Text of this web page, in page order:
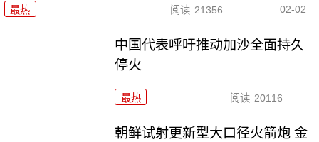
最热 阅读 21356 02-02
中国代表呼吁推动加沙全面持久
停火
最热 阅读 20116
朝鲜试射更新型大口径火箭炮 金